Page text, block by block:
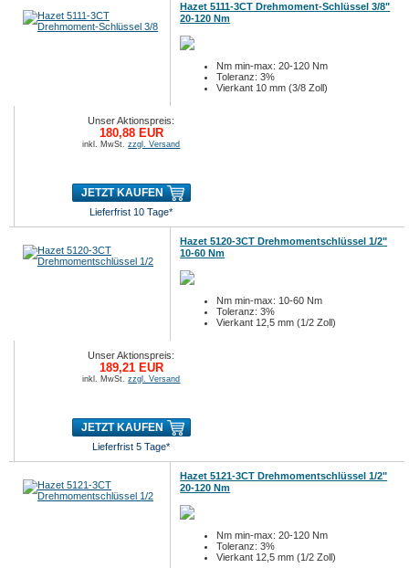
Hazet 5111-3CT Drehmoment-Schlüssel 3/8"
20-120 Nm
Nm min-max: 20-120 Nm
Toleranz: 3%
Vierkant 10 mm (3/8 Zoll)
Unser Aktionspreis:
180,88 EUR
inkl. MwSt.zzgl. Versand
JETZT KAUFEN
Lieferfrist 10 Tage*
Hazet 5120-3CT Drehmomentschlüssel 1/2"
10-60 Nm
Nm min-max: 10-60 Nm
Toleranz: 3%
Vierkant 12,5 mm (1/2 Zoll)
Unser Aktionspreis:
189,21 EUR
inkl. MwSt.zzgl. Versand
JETZT KAUFEN
Lieferfrist 5 Tage*
Hazet 5121-3CT Drehmomentschlüssel 1/2"
20-120 Nm
Nm min-max: 20-120 Nm
Toleranz: 3%
Vierkant 12,5 mm (1/2 Zoll)